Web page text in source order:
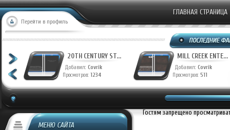
Перейти в профиль
ГЛАВНАЯ СТРАНИЦА
20TH CENTURY ST...
Добавил: Covrik
Просмотров: 1234
MILL CREEK ENTE...
Добавил: Covrik
Просмотров: 511
МЕНЮ САЙТА
Гостям запрещено